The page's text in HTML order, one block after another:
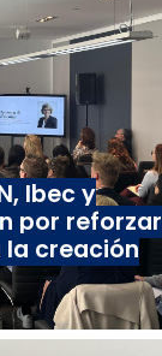
Ibec y
por reforzar
creación